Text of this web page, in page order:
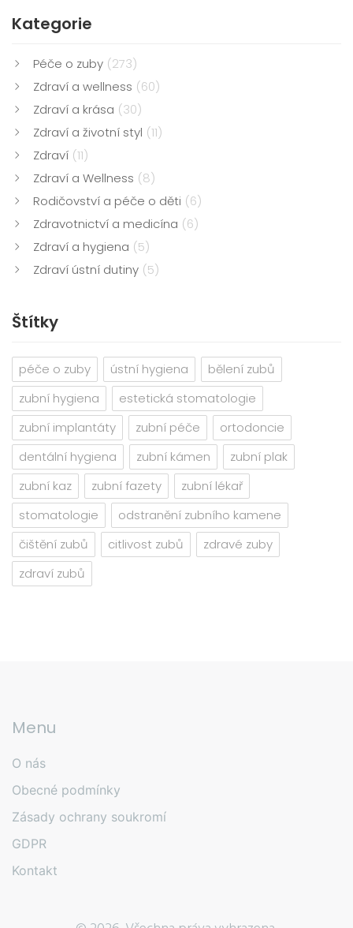
Kategorie
Péče o zuby (273)
Zdraví a wellness (60)
Zdraví a krása (30)
Zdraví a životní styl (11)
Zdraví (11)
Zdraví a Wellness (8)
Rodičovství a péče o děti (6)
Zdravotnictví a medicína (6)
Zdraví a hygiena (5)
Zdraví ústní dutiny (5)
Štítky
péče o zuby ústní hygiena
bělení zubů
zubní hygiena
estetická stomatologie
zubní implantáty
zubní péče
ortodoncie
dentální hygiena
zubní kámen
zubní plak
zubní kaz
zubní fazety
zubní lékař
stomatologie
odstranění zubního kamene
čištění zubů
citlivost zubů
zdravé zuby
zdraví zubů
Menu
O nás
Obecné podmínky
Zásady ochrany soukromí
GDPR
Kontakt